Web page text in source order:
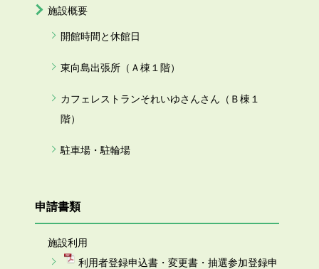
施設概要
開館時間と休館日
東向島出張所（Ａ棟１階）
カフェレストランそれいゆさんさん（Ｂ棟１
階）
駐車場・駐輪場
申請書類
施設利用
利用者登録申込書・変更書・抽選参加登録申